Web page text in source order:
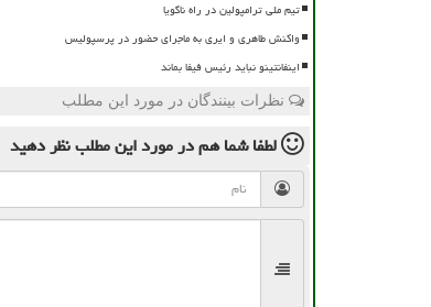
تیم ملی ترامپولین در راه ناگویا
واکنش طاهری و ایری به ماجرای حضور در پرسپولیس
اینفانتینو نباید رئیس فیفا بماند
نظرات بینندگان در مورد این مطلب
لطفا شما همدر مورد این مطلبنظر دهید